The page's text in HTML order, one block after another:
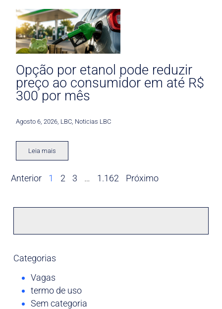
Opção por etanol pode reduzir
preço ao consumidor em até R$
300 por mês
Agosto 6, 2026 LBC Noticias LBC
Leia mais
Anterior 1 2 3 … 1.162 Próximo
Categorias
Vagas
termo de uso
Sem categoria